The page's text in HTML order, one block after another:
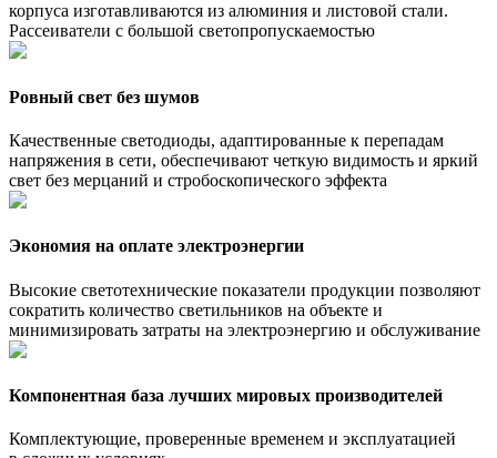
корпуса изготавливаются из алюминия и листовой стали.
Рассеиватели с большой светопропускаемостью
Ровный свет без шумов
Качественные светодиоды, адаптированные к перепадам
напряжения в сети, обеспечивают четкую видимость и яркий
свет без мерцаний и стробоскопического эффекта
Экономия на оплате электроэнергии
Высокие светотехнические показатели продукции позволяют
сократить количество светильников на объекте и
минимизировать затраты на электроэнергию и обслуживание
Компонентная база лучших мировых производителей
Комплектующие, проверенные временем и эксплуатацией